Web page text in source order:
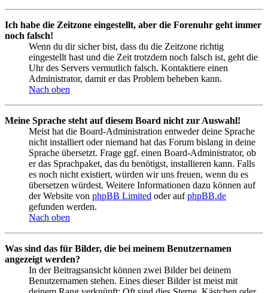
Ich habe die Zeitzone eingestellt, aber die Forenuhr geht immer
noch falsch!
Wenn du dir sicher bist, dass du die Zeitzone richtig
eingestellt hast und die Zeit trotzdem noch falsch ist, geht die
Uhr des Servers vermutlich falsch. Kontaktiere einen
Administrator, damit er das Problem beheben kann.
Nach oben
Meine Sprache steht auf diesem Board nicht zur Auswahl!
Meist hat die Board-Administration entweder deine Sprache
nicht installiert oder niemand hat das Forum bislang in deine
Sprache übersetzt. Frage ggf. einen Board-Administrator, ob
er das Sprachpaket, das du benötigst, installieren kann. Falls
es noch nicht existiert, würden wir uns freuen, wenn du es
übersetzen würdest. Weitere Informationen dazu können auf
der Website von phpBB Limited oder aufphpBB.de
gefunden werden.
Nach oben
Was sind das für Bilder, die bei meinem Benutzernamen
angezeigt werden?
In der Beitragsansicht können zwei Bilder bei deinem
Benutzernamen stehen. Eines dieser Bilder ist meist mit